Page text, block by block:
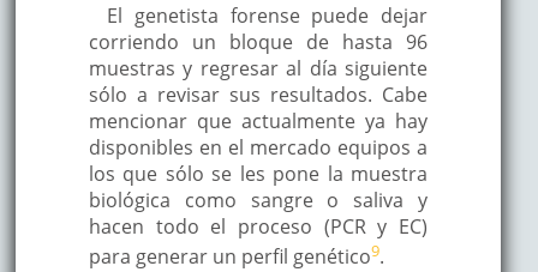
El genetista forense puede dejar
corriendo un bloque de hasta 96
muestras y regresar al día siguiente
sólo a revisar sus resultados. Cabe
mencionar que actualmente ya hay
disponibles en el mercado equipos a
los que sólo se les pone la muestra
biológica como sangre o saliva y
hacen todo el proceso (PCR y EC)
para generar un perfil genético9.